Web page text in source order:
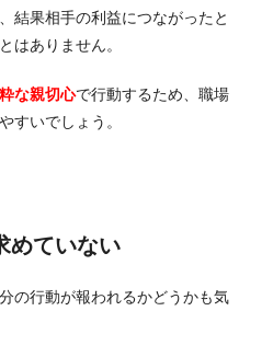
結果相手の利益につながったと
はありません。
な親切心で行動するため、職場
すいでしょう。
めていない
の行動が報われるかどうかも気